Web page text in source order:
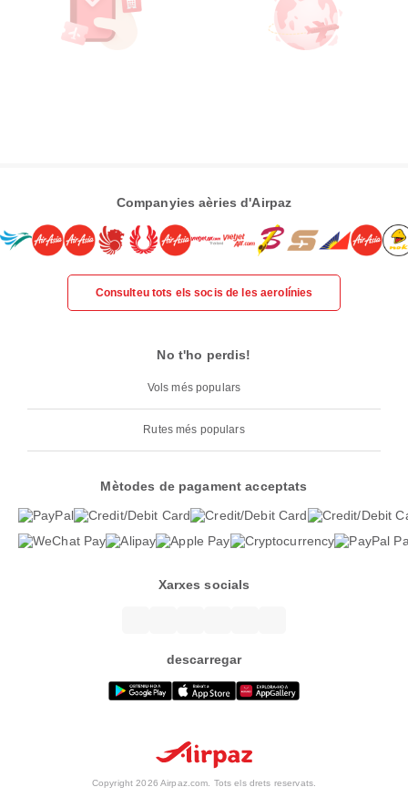
Companyies aèries d'Airpaz
Consulteu tots els socis de les aerolínies
No t'ho perdis!
Vols més populars
Rutes més populars
Mètodes de pagament acceptats
Xarxes socials
descarregar
Copyright 2026 Airpaz.com. Tots els drets reservats.